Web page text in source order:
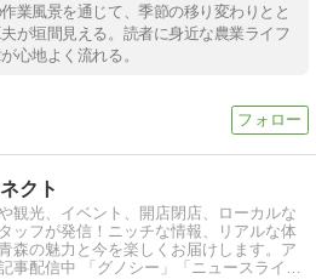
業風景を通じて、季節の移り変わりとと
が垣間見える。読者に身近な農業ライフ
心地よく流れる。
クト
観光、イベント、開店閉店、ローカルな
ッフが発信！ニッチな情報、リアルな体
森の魅力と今を楽しくお届けします。ア
事配信中 「グノシー」「ニュースライ